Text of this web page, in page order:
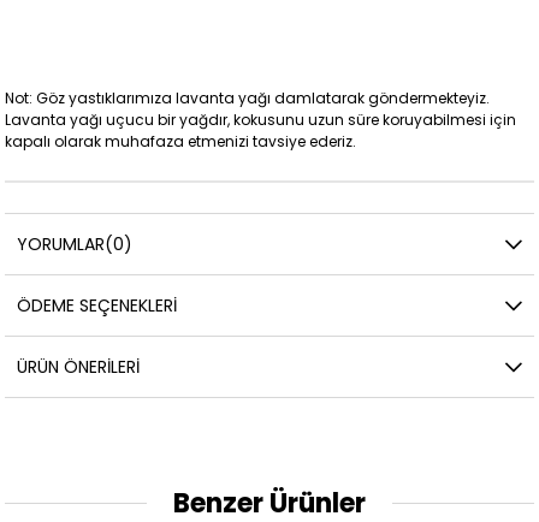
Not: Göz yastıklarımıza lavanta yağı damlatarak göndermekteyiz.
Lavanta yağı uçucu bir yağdır, kokusunu uzun süre koruyabilmesi için
kapalı olarak muhafaza etmenizi tavsiye ederiz.
YORUMLAR(0)
ÖDEME SEÇENEKLERI
ÜRÜN ÖNERILERI
Benzer Ürünler